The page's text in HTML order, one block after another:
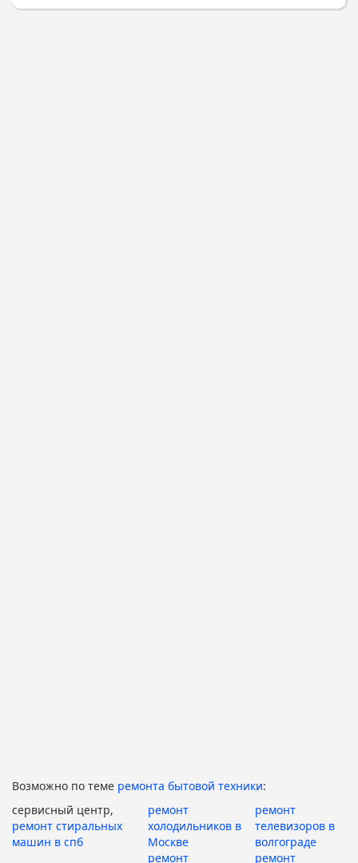
Возможно по теме ремонта бытовой техники:
сервисный центр,
ремонт стиральных
машин в спб
ремонт
холодильников в
Москве
ремонт
телевизоров в
волгограде
ремонт ремонт